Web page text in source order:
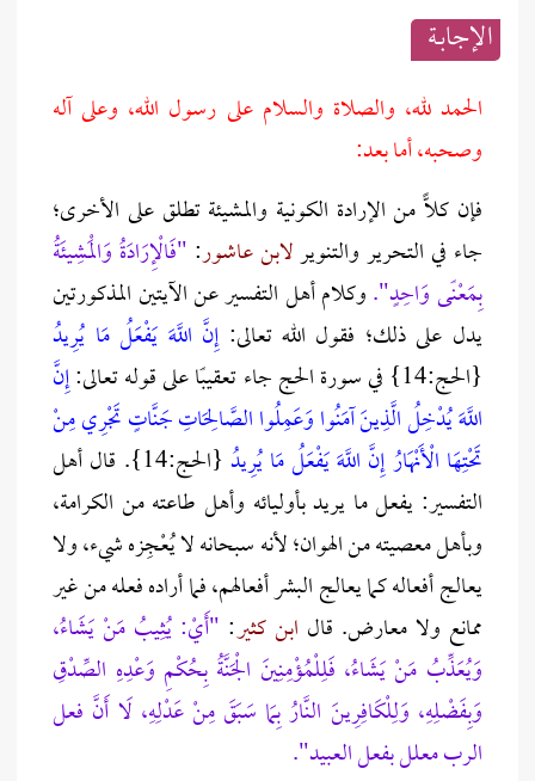
الإجابــة
الحمد لله، والصلاة والسلام على رسول الله، وعلى آله
وصحبه، أما بعد:
فإن كلًّا من الإرادة الكونية والمشيئة تطلق على الأخرى؛
جاء في التحرير والتنويرلابن عاشور: "فَالْإِرَادَةُ وَالْمَشِيئَةُ
بِمَعْنًى وَاحِدٍ".وكلام أهل التفسير عن الآيتين المذكورتين
يدل على ذلك؛ فقول الله تعالى: إِنَّ اللَّهَ يَفْعَلُ مَا يُرِيدُ
{الحج:14} في سورة الحج جاء تعقيبًا على قوله تعالى:
إِنَّ
اللَّهَ يُدْخِلُ الَّذِينَ آمَنُوا وَعَمِلُوا الصَّالِحَاتِ جَنَّاتٍ تَجْرِي مِنْ
تَحْتِهَا الْأَنْهَارُ إِنَّ اللَّهَ يَفْعَلُ مَا يُرِيدُ
{الحج:14}. قال أهل
التفسير: يفعل ما يريد بأوليائه وأهل طاعته من الكرامة،
وبأهل معصيته من الهوان؛ لأنه سبحانه لا يُعْجِزه شيء، ولا
يعالج أفعاله كما يعالج البشر أفعالهم، فما أراده فعله من غير
ممانع ولا معارض. قال ابن كثير: "أَيْ: يُثِيبُ مَنْ يَشَاءُ،
وَيُعَذِّبُ مَنْ يَشَاءُ، فَلِلْمُؤْمِنِينَ الْجَنَّةُ بِحُكْمِ وَعْدِهِ الصِّدْقِ
وَبِفَضْلِهِ، وَلِلْكَافِرِينَ النَّارُ بِمَا سَبَقَ مِنْ عَدْلِهِ، لَا أَنَّ فعل
الرب معلل بفعل العبيد".